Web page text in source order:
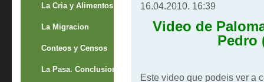
La Cria y Alimentos
La Migracion
Conteos y Censos
La Pasa. Conclusion
16.04.2010. 16:39
Video de
Pedro
Este video que podeis ver a